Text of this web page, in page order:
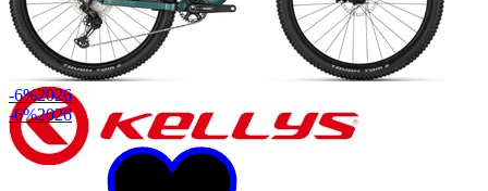
-6%2026
-6%2026